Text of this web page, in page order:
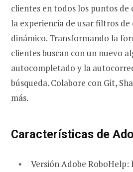
clientes en todos los puntos de
la experiencia de usar filtros
dinámico. Transformando la
clientes buscan con un nuevo
autocompletado y la
búsqueda. Colabore con Git,
más.
Características de
Versión Adobe